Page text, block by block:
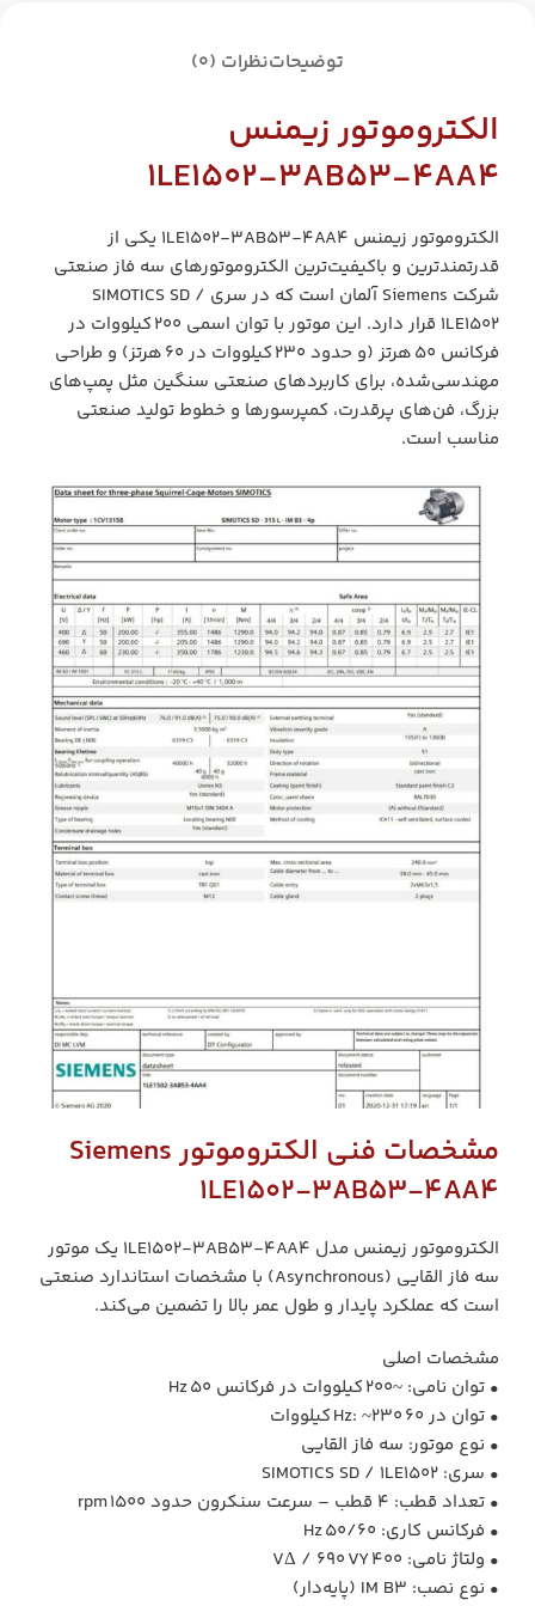
توضیحاتنظرات (0)
الکتروموتور زیمنس
1LE1502‑3AB53‑4AA4
الکتروموتور زیمنس 1LE1502‑3AB53‑4AA4 یکی از
قدرتمندترین و باکیفیت‌ترین الکتروموتورهای سه فاز صنعتی
شرکت Siemens آلمان است که در سری SIMOTICS SD /
1LE1502 قرار دارد. این موتور با توان اسمی ۲۰۰ کیلووات در
فرکانس ۵۰ هرتز (و حدود ۲۳۰ کیلووات در ۶۰ هرتز) و طراحی
مهندسی‌شده، برای کاربردهای صنعتی سنگین مثل پمپ‌های
بزرگ، فن‌های پرقدرت، کمپرسورها و خطوط تولید صنعتی
مناسب است.
مشخصات فنی الکتروموتور Siemens
1LE1502‑3AB53‑4AA4
الکتروموتور زیمنس مدل 1LE1502‑3AB53‑4AA4 یک موتور
سه فاز القایی (Asynchronous) با مشخصات استاندارد صنعتی
است که عملکرد پایدار و طول عمر بالا را تضمین می‌کند.
مشخصات اصلی
• توان نامی: ~۲۰۰ کیلووات در فرکانس 50 Hz
• توان در 60 Hz: ~۲۳۰ کیلووات
• نوع موتور: سه فاز القایی
• سری: SIMOTICS SD / 1LE1502
• تعداد قطب: 4 قطب – سرعت سنکرون حدود 1500 rpm
• فرکانس کاری: 50/60 Hz
• ولتاژ نامی: 400 VΔ / 690 VY
• نوع نصب: IM B3 (پایه‌دار)